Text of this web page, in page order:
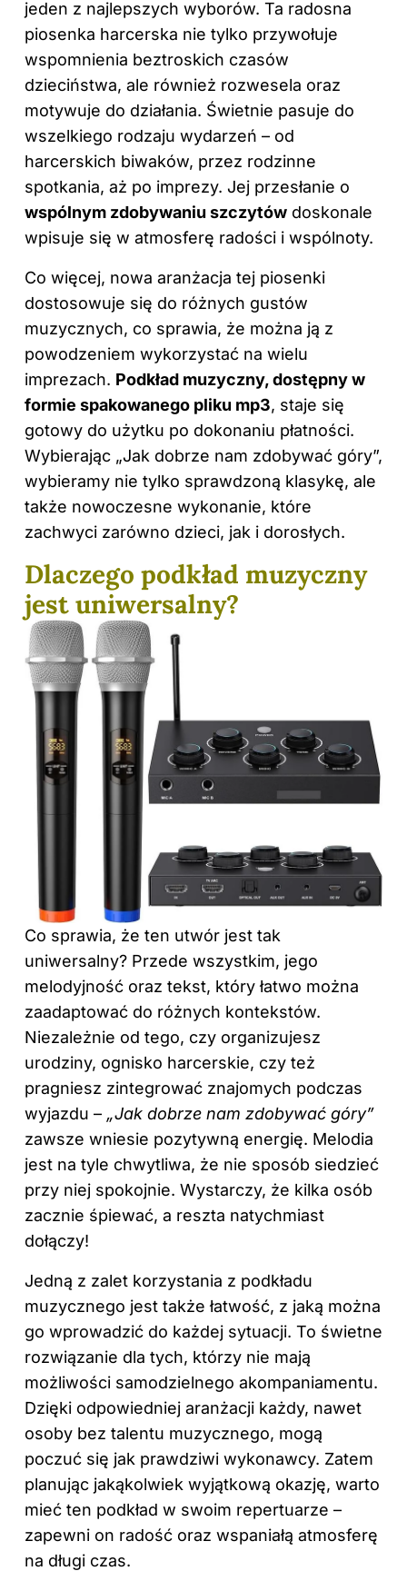
jeden z najlepszych wyborów. Ta radosna
piosenka harcerska nie tylko przywołuje
wspomnienia beztroskich czasów
dzieciństwa, ale również rozwesela oraz
motywuje do działania. Świetnie pasuje do
wszelkiego rodzaju wydarzeń – od
harcerskich biwaków, przez rodzinne
spotkania, aż po imprezy. Jej przesłanie o
wspólnym zdobywaniu szczytów doskonale
wpisuje się w atmosferę radości i wspólnoty.
Co więcej, nowa aranżacja tej piosenki
dostosowuje się do różnych gustów
muzycznych, co sprawia, że można ją z
powodzeniem wykorzystać na wielu
imprezach. Podkład muzyczny, dostępny w
formie spakowanego pliku mp3, staje się
gotowy do użytku po dokonaniu płatności.
Wybierając „Jak dobrze nam zdobywać góry”,
wybieramy nie tylko sprawdzoną klasykę, ale
także nowoczesne wykonanie, które
zachwyci zarówno dzieci, jak i dorosłych.
Dlaczego podkład muzyczny
jest uniwersalny?
Co sprawia, że ten utwór jest tak
uniwersalny? Przede wszystkim, jego
melodyjność oraz tekst, który łatwo można
zaadaptować do różnych kontekstów.
Niezależnie od tego, czy organizujesz
urodziny, ognisko harcerskie, czy też
pragniesz zintegrować znajomych podczas
wyjazdu – „Jak dobrze nam zdobywać góry”
zawsze wniesie pozytywną energię. Melodia
jest na tyle chwytliwa, że nie sposób siedzieć
przy niej spokojnie. Wystarczy, że kilka osób
zacznie śpiewać, a reszta natychmiast
dołączy!
Jedną z zalet korzystania z podkładu
muzycznego jest także łatwość, z jaką można
go wprowadzić do każdej sytuacji. To świetne
rozwiązanie dla tych, którzy nie mają
możliwości samodzielnego akompaniamentu.
Dzięki odpowiedniej aranżacji każdy, nawet
osoby bez talentu muzycznego, mogą
poczuć się jak prawdziwi wykonawcy. Zatem
planując jakąkolwiek wyjątkową okazję, warto
mieć ten podkład w swoim repertuarze –
zapewni on radość oraz wspaniałą atmosferę
na długi czas.